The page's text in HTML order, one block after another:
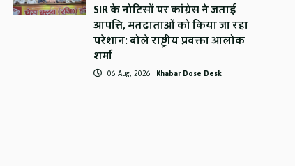
SIR के नोटिसों पर कांग्रेस ने जताई
आपत्ति, मतदाताओं को किया जा रहा
परेशान: बोले राष्ट्रीय प्रवक्ता आलोक
शर्मा
06 Aug, 2026 Khabar Dose Desk